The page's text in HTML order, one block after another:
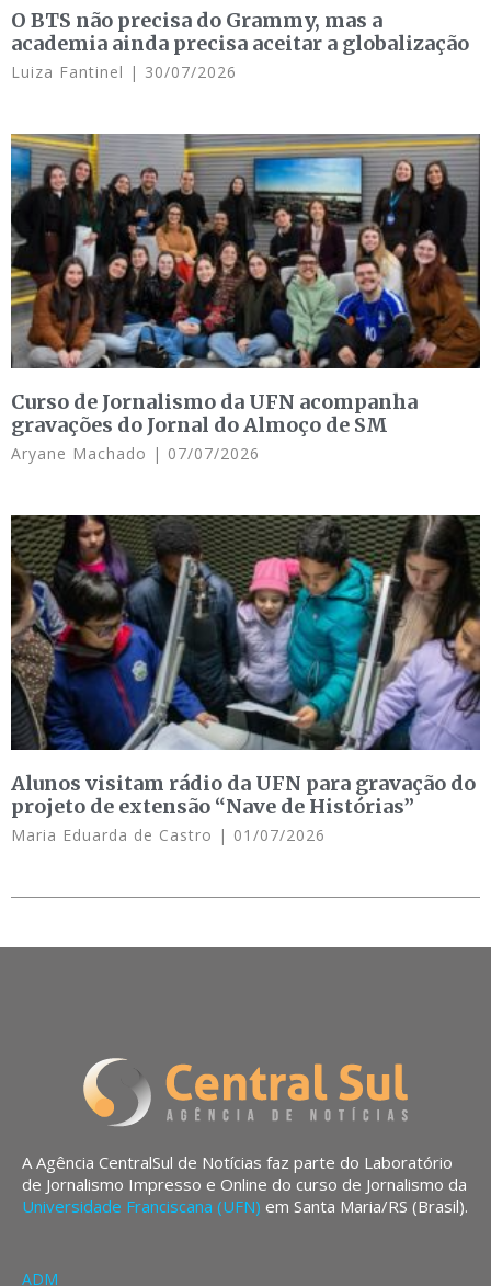
O BTS não precisa do Grammy, mas a
academia ainda precisa aceitar a globalização
Luiza Fantinel 30/07/2026
Curso de Jornalismo da UFN acompanha
gravações do Jornal do Almoço de SM
Aryane Machado 07/07/2026
Alunos visitam rádio da UFN para gravação do
projeto de extensão “Nave de Histórias”
Maria Eduarda de Castro 01/07/2026
A Agência CentralSul de Notícias faz parte do Laboratório
de Jornalismo Impresso e Online do curso de Jornalismo da
Universidade Franciscana (UFN) em Santa Maria/RS (Brasil).
ADM